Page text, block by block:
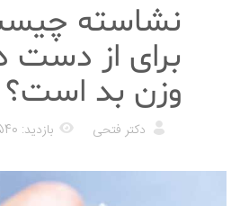
نشاسته
برای از دست
وزن بد است؟
دکتر فتحی بازدید: 6540